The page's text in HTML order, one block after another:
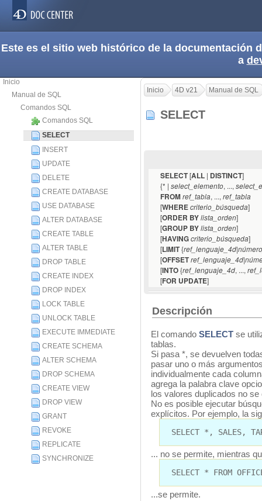
Este es el sitio web histórico de la documentación
a
Inicio
Manual de SQL
Comandos SQL
Comandos SQL
SELECT
INSERT
UPDATE
DELETE
CREATE DATABASE
USE DATABASE
ALTER DATABASE
CREATE TABLE
ALTER TABLE
DROP TABLE
CREATE INDEX
DROP INDEX
LOCK TABLE
UNLOCK TABLE
EXECUTE IMMEDIATE
CREATE SCHEMA
ALTER SCHEMA
DROP SCHEMA
CREATE VIEW
DROP VIEW
GRANT
REVOKE
REPLICATE
SYNCHRONIZE
Inicio 4D v21 Manual de SQL
SELECT
SELECT[ALL | DISTINCT]
{* | select_elemento, ..., select_
FROMref_tabla, ..., ref_tabla
[WHEREcriterio_búsqueda]
[ORDER BYlista_orden]
[GROUP BYlista_orden]
[HAVINGcriterio_búsqueda]
[LIMIT{ref_lenguaje_4d|
[OFFSETref_lenguaje_4d|
[INTO{ref_lenguaje_4d, ...,
[FOR UPDATE]
Descripción
El comando SELECT se
tablas.
Si pasa *, se devuelven
pasar uno o más
individualmente cada
agrega la palabra clave
los valores duplicados no
No es posible ejecutar
explícitos. Por ejemplo, la
SELECT *, SALES,
... no se permite, mientras
SELECT * FROM
...se permite.